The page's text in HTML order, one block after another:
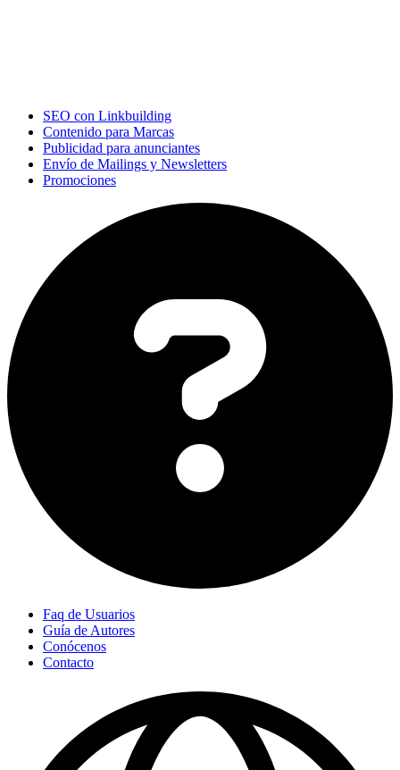
SEO con Linkbuilding
Contenido para Marcas
Publicidad para anunciantes
Envío de Mailings y Newsletters
Promociones
Faq de Usuarios
Guía de Autores
Conócenos
Contacto